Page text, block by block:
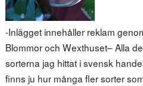
-Inlägget innehåller reklam
Blommor och Wexthuset– Alla
sorterna jag hittat i svensk
finns ju hur många fler sorter